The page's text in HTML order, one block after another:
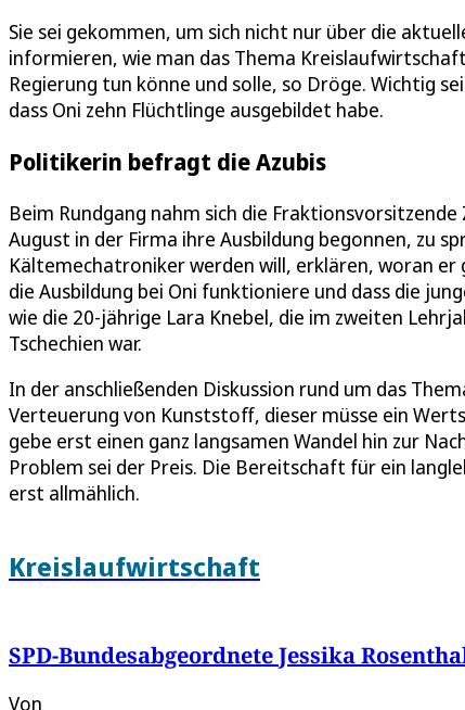
Sie sei gekommen, um sich nicht nur über die
informieren, wie man das Thema
Regierung tun könne und solle, so Dröge. Wichtig
dass Oni zehn Flüchtlinge ausgebildet habe.
Politikerin befragt die Azubis
Beim Rundgang nahm sich die
August in der Firma ihre Ausbildung begonnen, zu
Kältemechatroniker werden will, erklären, woran
die Ausbildung bei Oni funktioniere und dass die
wie die 20-jährige Lara Knebel, die im zweiten
Tschechien war.
In der anschließenden Diskussion rund um das
Verteuerung von Kunststoff, dieser müsse ein
gebe erst einen ganz langsamen Wandel hin zur
Problem sei der Preis. Die Bereitschaft für ein
erst allmählich.
Kreislaufwirtschaft
SPD-Bundesabgeordnete Jessika
Von